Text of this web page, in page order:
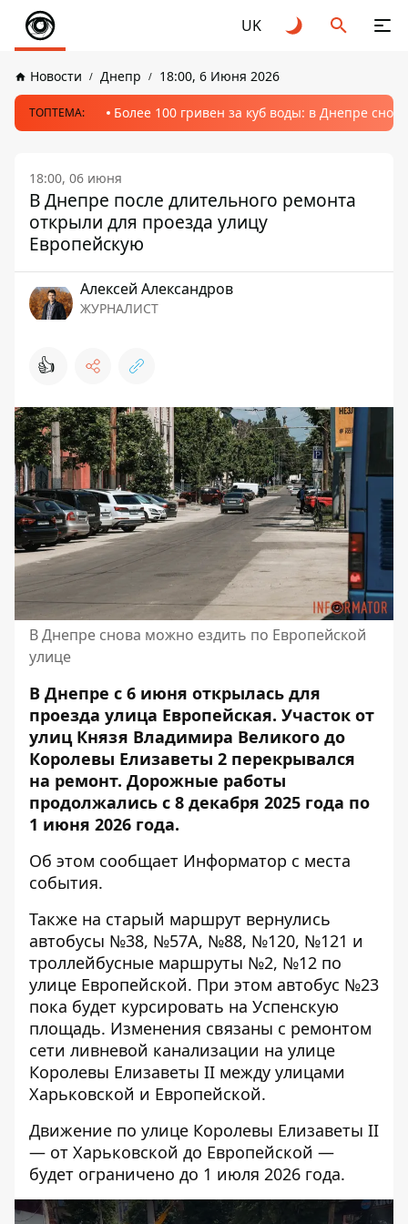
UK
Новости Днепр 18:00, 6 Июня 2026
ТОПТЕМА: Более 100 гривен за куб воды: в Днепре
18:00, 06 июня
В Днепре после длительного ремонта
открыли для проезда улицу
Европейскую
Алексей Александров
ЖУРНАЛИСТ
👍
В Днепре снова можно ездить по Европейской
улице
В Днепре с 6 июня открылась для
проезда улица Европейская. Участок от
улиц Князя Владимира Великого до
Королевы Елизаветы 2 перекрывался
на ремонт. Дорожные работы
продолжались с 8 декабря 2025 года по
1 июня 2026 года.
Об этом сообщает Информатор с места
события.
Также на старый маршрут вернулись
автобусы №38, №57А, №88, №120, №121 и
троллейбусные маршруты №2, №12 по
улице Европейской. При этом автобус №23
пока будет курсировать на Успенскую
площадь. Изменения связаны с ремонтом
сети ливневой канализации на улице
Королевы Елизаветы II между улицами
Харьковской и Европейской.
Движение по улице Королевы Елизаветы II
— от Харьковской до Европейской —
будет ограничено до 1 июля 2026 года.